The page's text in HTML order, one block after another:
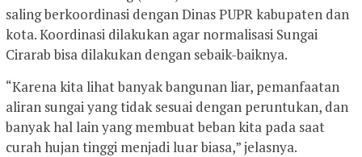
saling berkoordinasi dengan Dinas PUPR kabupaten dan
kota. Koordinasi dilakukan agar normalisasi Sungai
Cirarab bisa dilakukan dengan sebaik-baiknya.
“Karena kita lihat banyak bangunan liar, pemanfaatan
aliran sungai yang tidak sesuai dengan peruntukan, dan
banyak hal lain yang membuat beban kita pada saat
curah hujan tinggi menjadi luar biasa,” jelasnya.